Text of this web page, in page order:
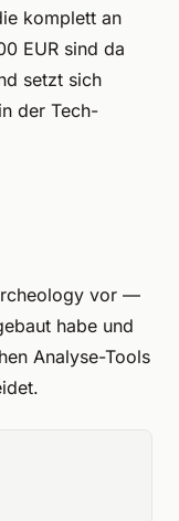
komplett an
EUR sind da
setzt sich
der Tech-
vor —
habe und
Analyse-Tools